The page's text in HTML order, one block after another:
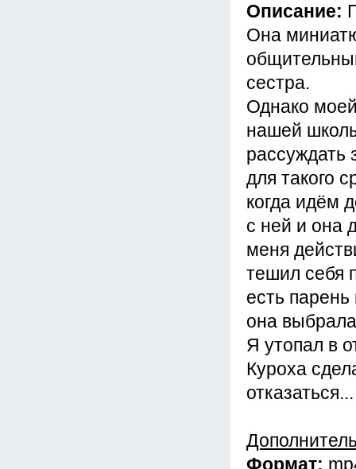
Описание:
Она
сестра.
Однако
нашей
рассуждать
для такого
когда идём
с ней и она
меня
тешил себя
есть
она
Я утопал в
Куроха
отказаться...
Формат: